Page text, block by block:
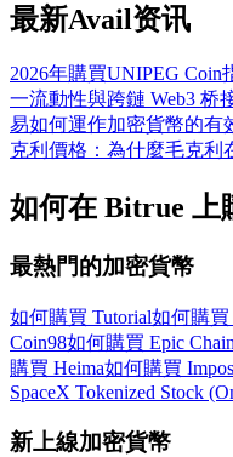
最新Avail资讯
2026年購買UNIPEG Coin
一流動性與跨鏈 Web3 桥
易如何運作加密貨幣的有
克利價格：為什麼毛克利
如何在 Bitrue 上
最熱門的加密貨幣
如何購買 Tutorial如何購
Coin98如何購買 Epic Chain
購買 Heima如何購買
SpaceX Tokenized Stock
新上線加密貨幣